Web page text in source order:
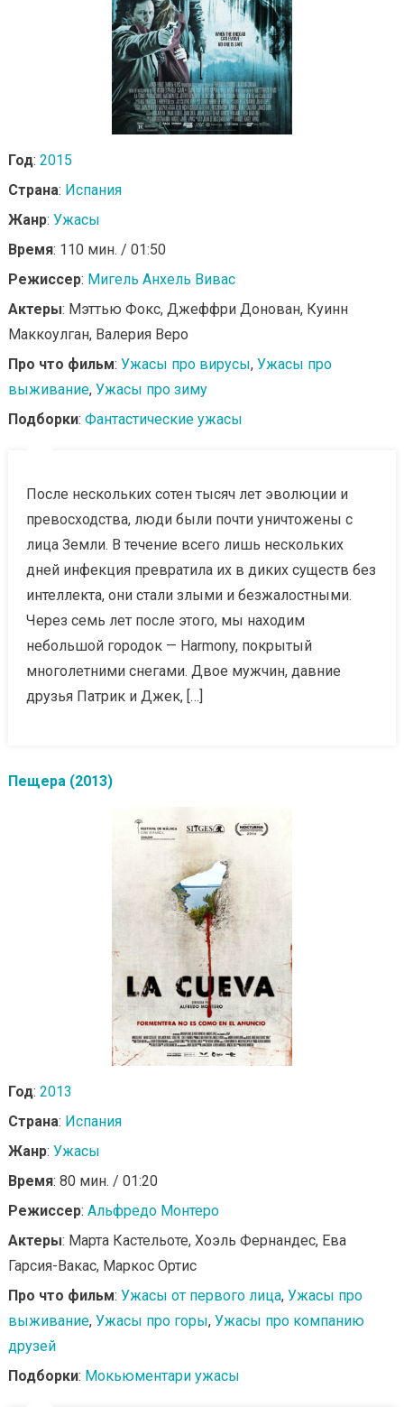
Год: 2015
Страна: Испания
Жанр: Ужасы
Время: 110 мин. / 01:50
Режиссер: Мигель Анхель Вивас
Актеры: Мэттью Фокс, Джеффри Донован, Куинн
Маккоулган, Валерия Веро
Про что фильм: Ужасы про вирусы, Ужасы про
выживание, Ужасы про зиму
Подборки: Фантастические ужасы
После нескольких сотен тысяч лет эволюции и
превосходства, люди были почти уничтожены с
лица Земли. В течение всего лишь нескольких
дней инфекция превратила их в диких существ без
интеллекта, они стали злыми и безжалостными.
Через семь лет после этого, мы находим
небольшой городок — Harmony, покрытый
многолетними снегами. Двое мужчин, давние
друзья Патрик и Джек, […]
Пещера (2013)
Год: 2013
Страна: Испания
Жанр: Ужасы
Время: 80 мин. / 01:20
Режиссер: Альфредо Монтеро
Актеры: Марта Кастельоте, Хоэль Фернандес, Ева
Гарсия-Вакас, Маркос Ортис
Про что фильм: Ужасы от первого лица, Ужасы про
выживание, Ужасы про горы, Ужасы про компанию
друзей
Подборки: Мокьюментари ужасы